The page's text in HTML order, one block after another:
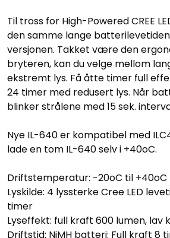
Til tross for High-Powered CREE
den samme lange batterilevetiden
versjonen. Takket være den
bryteren, kan du velge mellom
ekstremt lys. Få åtte timer full
24 timer med redusert lys. Når
blinker strålene med 15 sek.
Nye IL-640 er kompatibel med
lade en tom IL-640 selv i +40oC.
Driftstemperatur: -20oC til +40oC
Lyskilde: 4 lyssterke Cree LED
timer
Lyseffekt: full kraft 600 lumen, lav
Driftstid: NiMH batteri: Full kraft 8